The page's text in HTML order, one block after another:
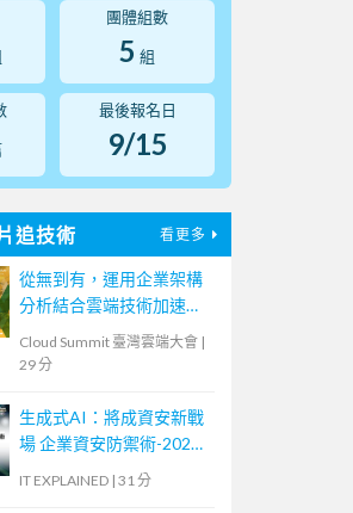
團體組數
5 組
最後報名日
9/15
追技術 看更多
從無到有，運用企業架構
分析結合雲端技術加速業
Cloud Summit 臺灣雲端大會 |
29 分
生成式AI：將成資安新戰
場 企業資安防禦術-2023
IT EXPLAINED | 31 分